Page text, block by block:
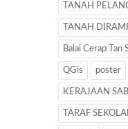
TANAH
TANAH
Balai Cerap Tan
QGis poster
KERAJAAN
TARAF